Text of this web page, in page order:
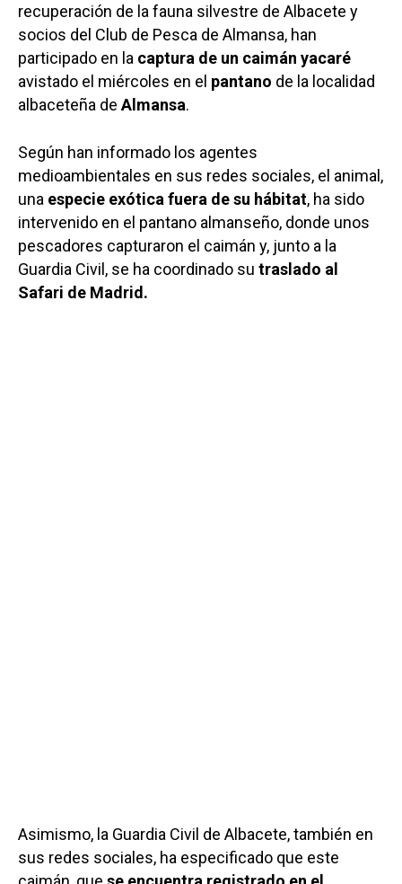
recuperación de la fauna silvestre de Albacete y
socios del Club de Pesca de Almansa, han
participado en la captura de un caimán yacaré
avistado el miércoles en el pantano de la localidad
albaceteña de Almansa.
Según han informado los agentes
medioambientales en sus redes sociales, el animal,
una especie exótica fuera de su hábitat, ha sido
intervenido en el pantano almanseño, donde unos
pescadores capturaron el caimán y, junto a la
Guardia Civil, se ha coordinado su traslado al
Safari de Madrid.
Asimismo, la Guardia Civil de Albacete, también en
sus redes sociales, ha especificado que este